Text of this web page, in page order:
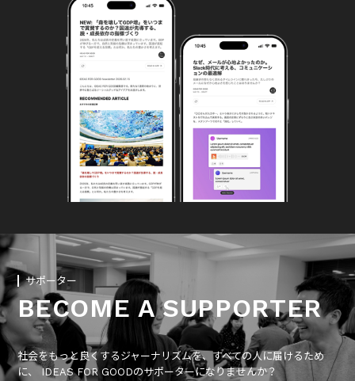
サポーター
BECOME A SUPPORTER
社会をもっと良くするジャーナリズムを、すべての人に届けるため
に、 IDEAS FOR GOODのサポーターになりませんか？